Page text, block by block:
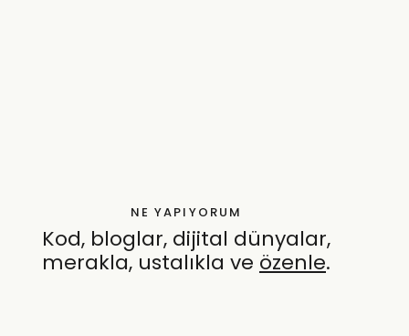
NE YAPIYORUM
Kod, bloglar, dijital dünyalar,
merakla, ustalıkla ve özenle.